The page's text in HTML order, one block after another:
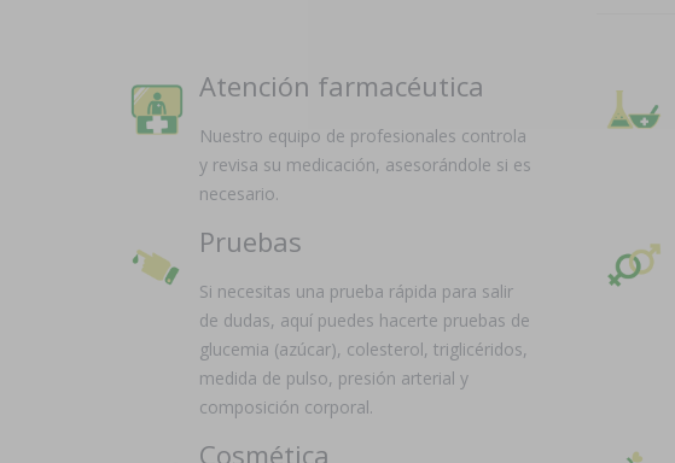
Atención farmacéutica
Nuestro equipo de profesionales controla
y revisa su medicación, asesorándole si es
necesario.
Pruebas
Si necesitas una prueba rápida para salir
de dudas, aquí puedes hacerte pruebas de
glucemia (azúcar), colesterol, triglicéridos,
medida de pulso, presión arterial y
composición corporal.
Cosmética